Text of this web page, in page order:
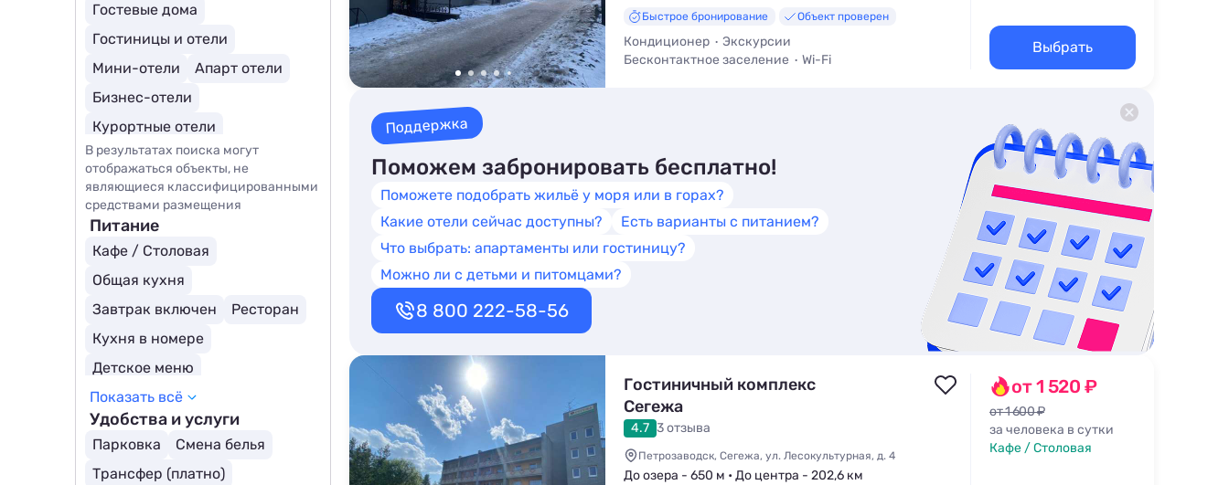
Быстрое бронирование Объект проверен
Кондиционер
Экскурсии
Бесконтактное заселение
Wi-Fi
Выбрать
Поддержка
Поможем забронировать бесплатно!
Поможете подобрать жильё у моря или в горах?
Какие отели сейчас доступны?
Есть варианты с питанием?
Что выбрать: апартаменты или гостиницу?
Можно ли с детьми и питомцами?
8 800 222-58-56
Гостиничный комплекс
Сегежа
4.7 3 отзыва
Петрозаводск, Сегежа, ул. Лесокультурная, д. 4
До озера - 650 м • До центра - 202,6 км
от 1 520 ₽
от 1 600 ₽
за человека в сутки
Кафе / Столовая
Гостевые дома
Гостиницы и отели
Мини-отели
Апарт отели
Бизнес-отели
Курортные отели
В результатах поиска могут
отображаться объекты, не
являющиеся классифицированными
средствами размещения
Питание
Кафе / Столовая
Общая кухня
Завтрак включен
Ресторан
Кухня в номере
Детское меню
Шведский стол
Показать всё
Удобства и услуги
Парковка
Смена белья
Трансфер (платно)